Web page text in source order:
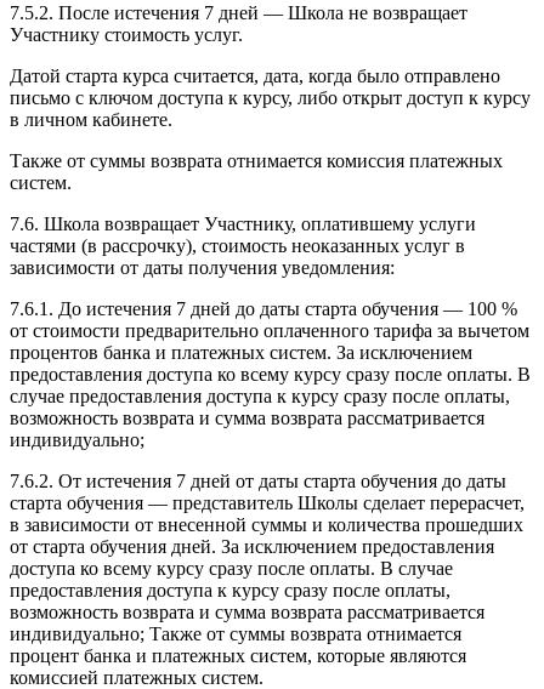
7.5.2. После истечения 7 дней — Школа не возвращает
Участнику стоимость услуг.
Датой старта курса считается, дата, когда было отправлено
письмо с ключом доступа к курсу, либо открыт доступ к курсу
в личном кабинете.
Также от суммы возврата отнимается комиссия платежных
систем.
7.6. Школа возвращает Участнику, оплатившему услуги
частями (в рассрочку), стоимость неоказанных услуг в
зависимости от даты получения уведомления:
7.6.1. До истечения 7 дней до даты старта обучения — 100 %
от стоимости предварительно оплаченного тарифа за вычетом
процентов банка и платежных систем. За исключением
предоставления доступа ко всему курсу сразу после оплаты. В
случае предоставления доступа к курсу сразу после оплаты,
возможность возврата и сумма возврата рассматривается
индивидуально;
7.6.2. От истечения 7 дней от даты старта обучения до даты
старта обучения — представитель Школы сделает перерасчет,
в зависимости от внесенной суммы и количества прошедших
от старта обучения дней. За исключением предоставления
доступа ко всему курсу сразу после оплаты. В случае
предоставления доступа к курсу сразу после оплаты,
возможность возврата и сумма возврата рассматривается
индивидуально; Также от суммы возврата отнимается
процент банка и платежных систем, которые являются
комиссией платежных систем.